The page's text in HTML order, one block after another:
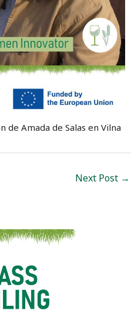
de Amada de Salas en Vilna
Next Post →